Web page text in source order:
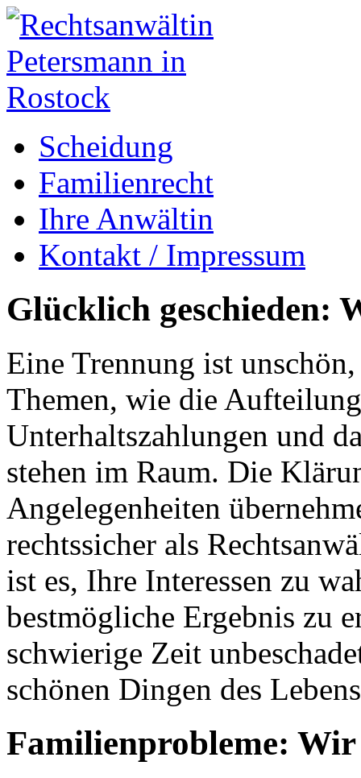
Scheidung
Familienrecht
Ihre Anwältin
Kontakt / Impressum
Glücklich geschieden:
Eine Trennung ist
Themen, wie die
Unterhaltszahlungen und
stehen im Raum. Die
Angelegenheiten
rechtssicher als
ist es, Ihre Interessen zu
bestmögliche Ergebnis zu
schwierige Zeit
schönen Dingen des
Familienprobleme: Wir